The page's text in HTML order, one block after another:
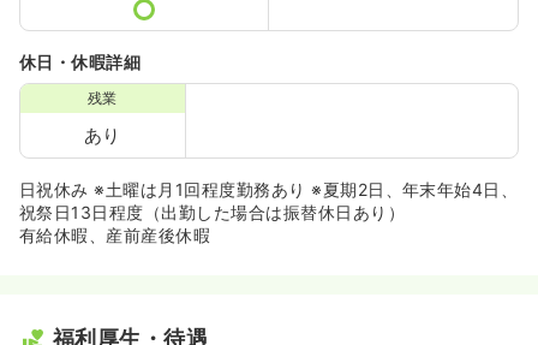
休日・休暇詳細
残業
あり
日祝休み ※土曜は月1回程度勤務あり ※夏期2日、年末年始4日、
祝祭日13日程度（出勤した場合は振替休日あり）
有給休暇、産前産後休暇
福利厚生・待遇